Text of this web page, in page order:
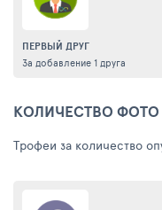
ПЕРВЫЙ ДРУГ
За добавление 1 друга
КОЛИЧЕСТВО ФОТО
Трофеи за количество